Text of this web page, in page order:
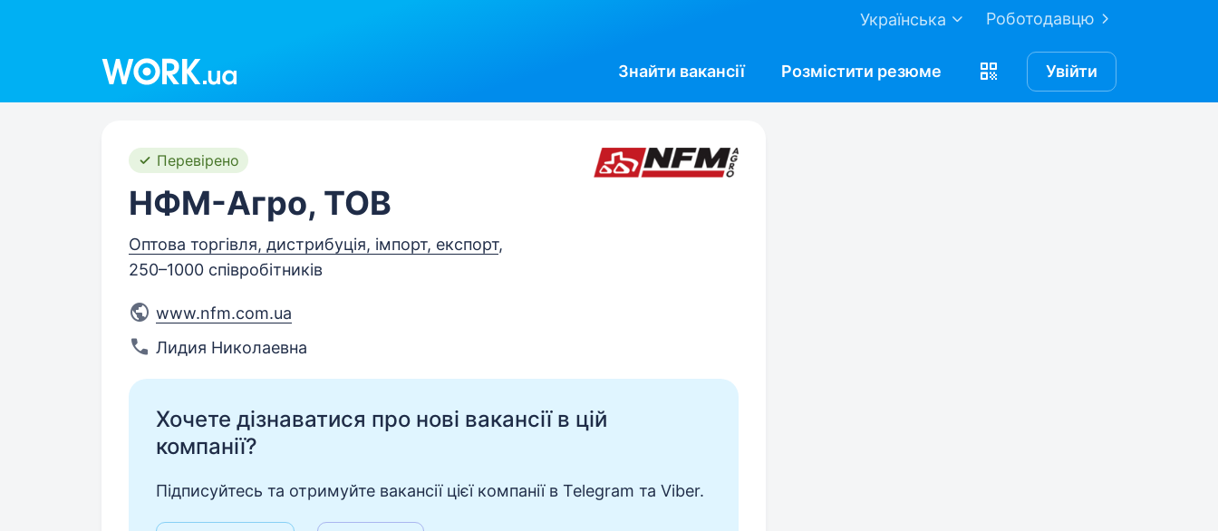
Роботодавцю
Українська
Знайти вакансії Розмістити резюме Увійти
Перевірено
НФМ-Агро, ТОВ
Оптова торгівля, дистрибуція, імпорт, експорт,
250–1000 співробітників
www.nfm.com.ua
Лидия Николаевна
Хочете дізнаватися про нові вакансії в цій
компанії?
Підписуйтесь та отримуйте вакансії цієї компанії в Telegram та Viber.